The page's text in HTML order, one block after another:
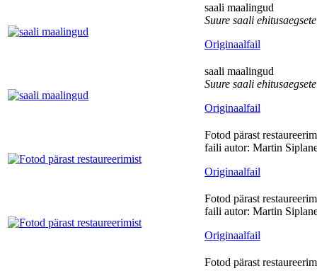
saali maalingud
Suure saali
Originaalfail
saali maalingud
Suure saali
Originaalfail
Fotod pärast
faili autor: Martin
Originaalfail
Fotod pärast
faili autor: Martin
Originaalfail
Fotod pärast